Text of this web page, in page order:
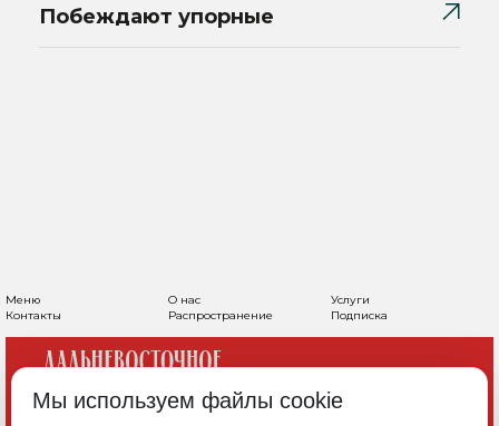
Побеждают упорные
Меню О нас
Услуги
Контакты
Распространение Подписка
Мы используем файлы cookie